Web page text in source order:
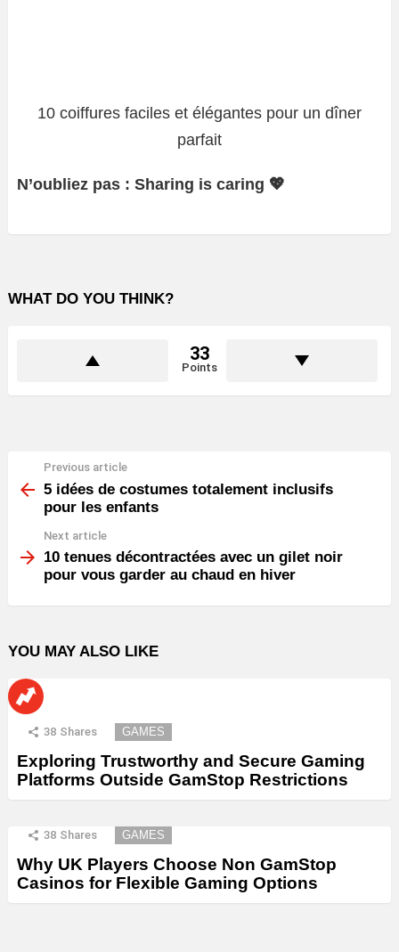
10 coiffures faciles et élégantes pour un dîner
parfait
N’oubliez pas : Sharing is caring 💖
WHAT DO YOU THINK?
33
Points
more
Previous article
5 idées de costumes totalement inclusifs
pour les enfants
Next article
10 tenues décontractées avec un gilet noir
pour vous garder au chaud en hiver
YOU MAY ALSO LIKE
38 Shares GAMES
Exploring Trustworthy and Secure Gaming
Platforms Outside GamStop Restrictions
38 Shares GAMES
Why UK Players Choose Non GamStop
Casinos for Flexible Gaming Options